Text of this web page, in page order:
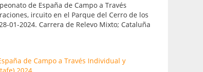
de España de Campo a Través
ircuito en el Parque del Cerro de los
01-2024. Carrera de Relevo Mixto; Cataluña
de Campo a Través Individual y